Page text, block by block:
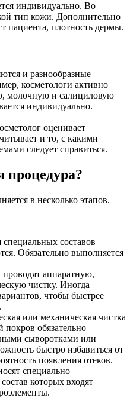
индивидуально. Во
тип кожи. Дополнительно
пациента, плотность дермы.
и разнообразные
косметологи активно
молочную и салициловую
индивидуально.
оценивает
и то, с какими
следует справиться.
процедура?
в несколько этапов.
составов
Обязательно выполняется
аппаратную,
чистку. Иногда
чтобы быстрее
или механическая чистка
обязательно
сыворотками или
быстро избавиться от
появления отеков.
специально
которых входят